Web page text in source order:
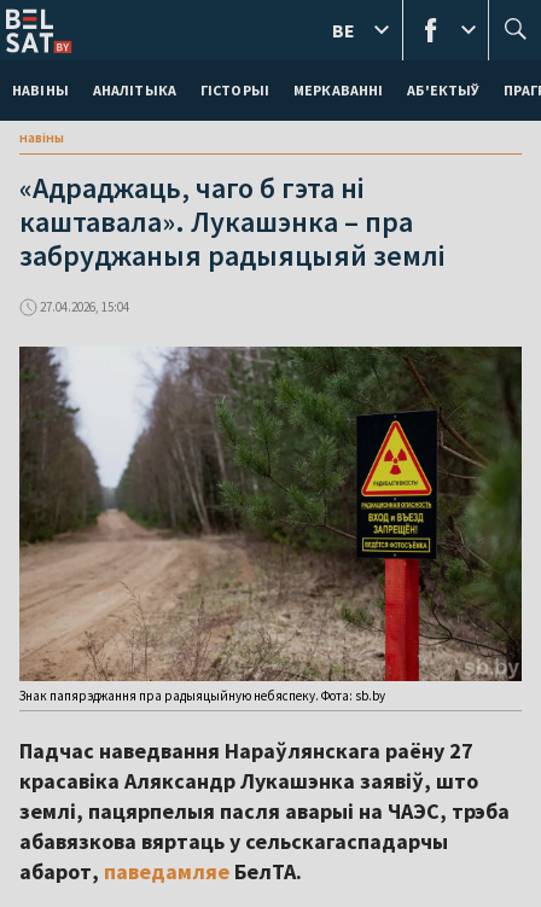
НАВІНЫ АНАЛІТЫКА ГІСТОРЫІ МЕРКАВАННI АБ'ЕКТЫЎ
BE
навіны
«Адраджаць, чаго б гэта ні
каштавала». Лукашэнка – пра
забруджаныя радыяцыяй землі
27.04.2026, 15:04
Знак папярэджання пра радыяцыйную небяспеку. Фота: sb.by
Падчас наведвання Нараўлянскага раёну 27
красавіка Аляксандр Лукашэнка заявіў, што
землі, пацярпелыя пасля аварыі на ЧАЭС, трэба
абавязкова вяртаць у сельскагаспадарчы
абарот, паведамляе БелТА.